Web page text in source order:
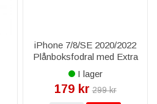
iPhone 7/8/SE 2020/2022
Plånboksfodral med Extra
Kortfack - Röd
I lager
179 kr 299 kr